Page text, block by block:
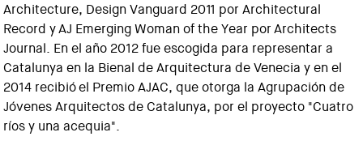
Architecture, Design Vanguard 2011 por Architectural
Record y AJ Emerging Woman of the Year por Architects
Journal. En el año 2012 fue escogida para representar a
Catalunya en la Bienal de Arquitectura de Venecia y en el
2014 recibió el Premio AJAC, que otorga la Agrupación de
Jóvenes Arquitectos de Catalunya, por el proyecto "Cuatro
ríos y una acequia".